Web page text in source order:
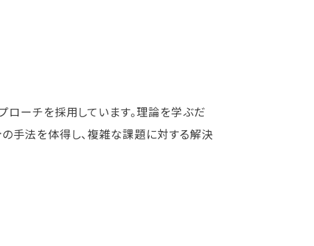
ローチを採用しています。理論を学ぶだ
手法を体得し、複雑な課題に対する解決